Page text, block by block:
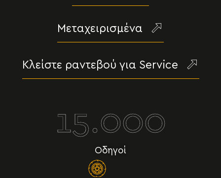
Μεταχειρισμένα
Κλείστε ραντεβού για Service
Οδηγοί
15.000